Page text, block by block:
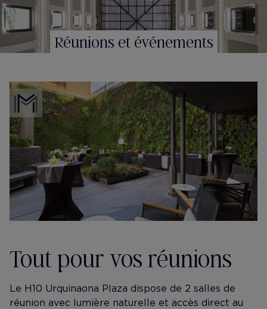
Réunions et événements
Tout pour vos réunions
Le H10 Urquinaona Plaza dispose de 2 salles de
réunion avec lumière naturelle et accès direct au